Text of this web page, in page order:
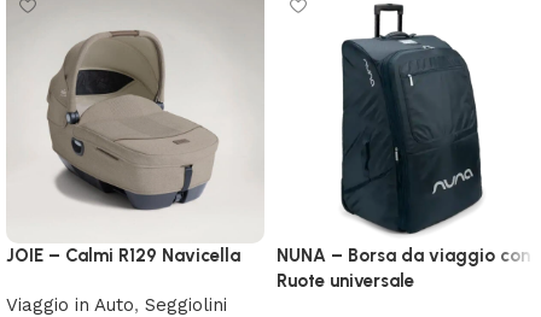
JOIE – Calmi R129 Navicella
Viaggio in Auto, Seggiolini
NUNA – Borsa da viaggio con
Ruote universale